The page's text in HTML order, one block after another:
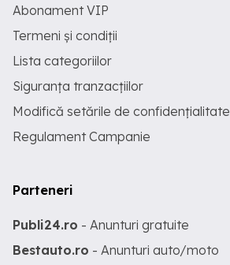
Abonament VIP
Termeni și condiții
Lista categoriilor
Siguranța tranzacțiilor
Modifică setările de confidențialitate
Regulament Campanie
Parteneri
Publi24.ro - Anunturi gratuite
Bestauto.ro - Anunturi auto/moto